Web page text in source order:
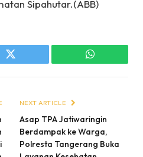
Sipahutar.(ABB)
Twitter WhatsApp
NEXT ARTICLE
Asap TPA Jatiwaringin
Berdampak ke Warga,
Polresta Tangerang Buka